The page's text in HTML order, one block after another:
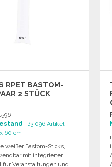
RPET BASTOM-S
2 STÜCK
: 63 096 Artikel
60 cm
weißer Bastom-Sticks,
mit integrierter
für Veranstaltungen und